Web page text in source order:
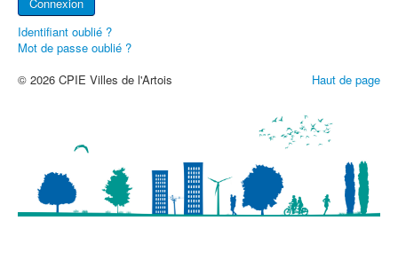
Identifiant oublié ?
Mot de passe oublié ?
Haut de page
© 2026 CPIE Villes de l'Artois